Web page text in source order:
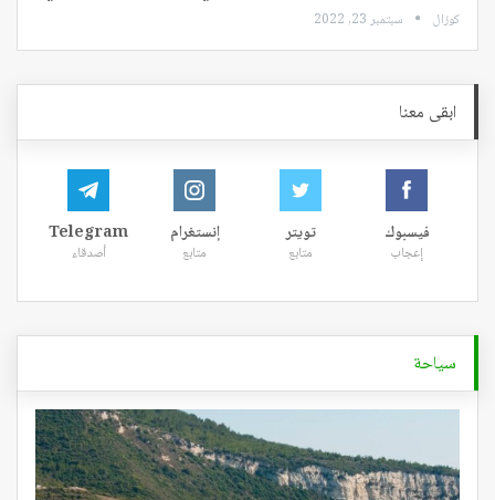
كوزال سبتمبر 23, 2022
ابقى معنا
فيسبوك
إعجاب
تويتر
متابع
إنستغرام
متابع
Telegram
أصدقاء
سياحة